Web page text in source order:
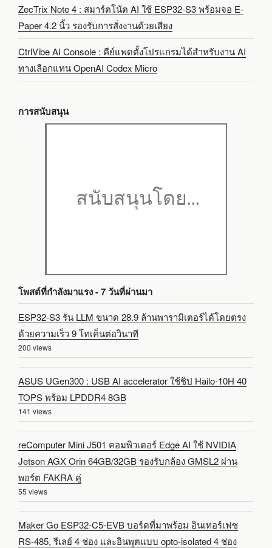
ZecTrix Note 4 : สมาร์ตโน้ต AI ใช้ ESP32-S3 พร้อมจอ E-
Paper 4.2 นิ้ว รองรับการสั่งงานด้วยเสียง
CtrlVibe AI Console : คีย์แพดตั้งโปรแกรมได้สำหรับงาน AI
ทางเลือกแทน OpenAI Codex Micro
การสนับสนุน
โพสต์ที่กำลังมาแรง - 7 วันที่ผ่านมา
ESP32-S3 รัน LLM ขนาด 28.9 ล้านพารามิเตอร์ได้โดยตรง
ด้วยความเร็ว 9 โทเค็นต่อวินาที
200 views
ASUS UGen300 : USB AI accelerator ใช้ชิป Hailo-10H 40
TOPS พร้อม LPDDR4 8GB
141 views
reComputer Mini J501 คอมพิวเตอร์ Edge AI ใช้ NVIDIA
Jetson AGX Orin 64GB/32GB รองรับกล้อง GMSL2 ผ่าน
พอร์ต FAKRA คู่
55 views
Maker Go ESP32-C5-EVB บอร์ดที่มาพร้อม อินเทอร์เฟซ
RS-485, รีเลย์ 4 ช่อง และอินพุตแบบ opto-isolated 4 ช่อง